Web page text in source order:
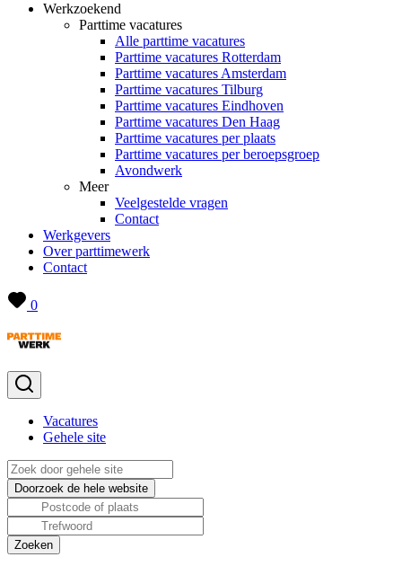
Werkzoekend
Parttime vacatures
Alle parttime vacatures
Parttime vacatures Rotterdam
Parttime vacatures Amsterdam
Parttime vacatures Tilburg
Parttime vacatures Eindhoven
Parttime vacatures Den Haag
Parttime vacatures per plaats
Parttime vacatures per beroepsgroep
Avondwerk
Meer
Veelgestelde vragen
Contact
Werkgevers
Over parttimewerk
Contact
0
Vacatures
Gehele site